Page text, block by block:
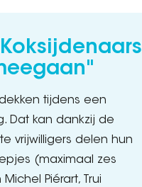
tijdens een
Dat kan dankzij de
vrijwilligers delen hun
(maximaal zes
Piérart, Trui